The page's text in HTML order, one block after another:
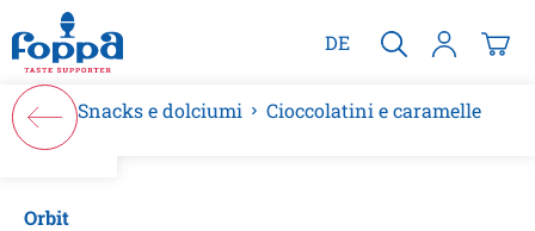
principale
DE
Snacks e dolciumi Cioccolatini e caramelle
Orbit